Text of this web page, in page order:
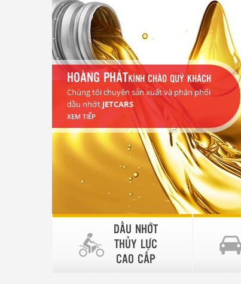
HOÀNG PHÁTKÍNH CHÀO QUÝ KHÁCH
Chúng tôi chuyên sản xuất và phân phối
dầu nhớt JETCARS
XEM TIẾP
DẦU NHỚT
THỦY LỰC
CAO CẤP